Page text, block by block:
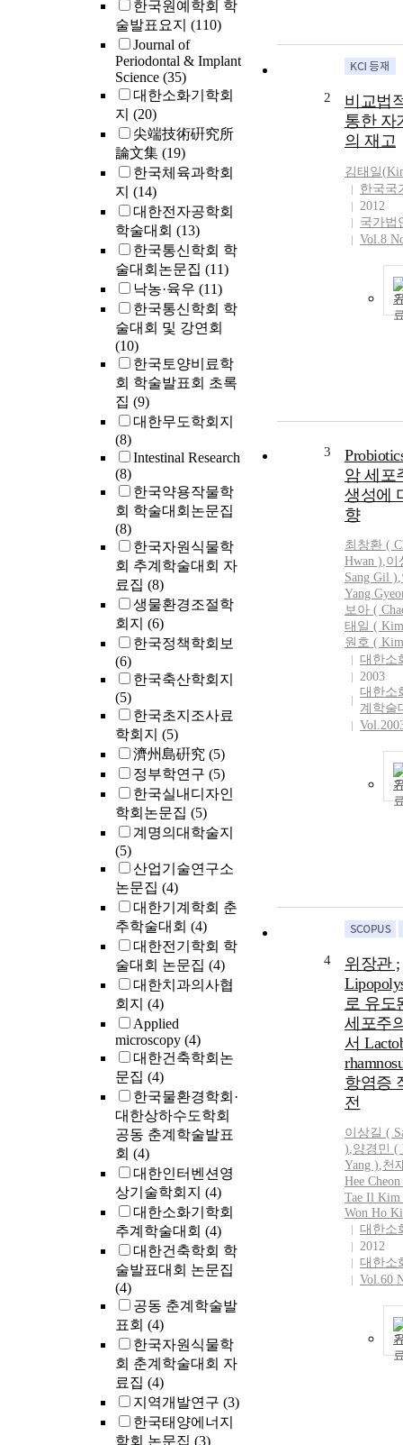
한국원예학회 학
술발표요지 (110)
Journal of
Periodontal & Implant
Science (35)
대한소화기학회
지 (20)
尖端技術硏究所
論文集 (19)
한국체육과학회
지 (14)
대한전자공학회
학술대회 (13)
한국통신학회 학
술대회논문집 (11)
낙농·육우 (11)
한국통신학회 학
술대회 및 강연회
(10)
한국토양비료학
회 학술발표회 초록
집 (9)
대한무도학회지
(8)
Intestinal Research
(8)
한국약용작물학
회 학술대회논문집
(8)
한국자원식물학
회 추계학술대회 자
료집 (8)
생물환경조절학
회지 (6)
한국정책학회보
(6)
한국축산학회지
(5)
한국초지조사료
학회지 (5)
濟州島硏究 (5)
정부학연구 (5)
한국실내디자인
학회논문집 (5)
계명의대학술지
(5)
산업기술연구소
논문집 (4)
대한기계학회 춘
추학술대회 (4)
대한전기학회 학
술대회 논문집 (4)
대한치과의사협
회지 (4)
Applied
microscopy (4)
대한건축학회논
문집 (4)
한국물환경학회·
대한상하수도학회
공동 춘계학술발표
회 (4)
대한인터벤션영
상기술학회지 (4)
대한소화기학회
추계학술대회 (4)
대한건축학회 학
술발표대회 논문집
(4)
공동 춘계학술발
표회 (4)
한국자원식물학
회 춘계학술대회 자
료집 (4)
지역개발연구 (3)
한국태양에너지
학회 논문집 (3)
2
비교법
통한 자
의 재고
김태일(
한국국
2012
국가법
Vol.8
3
암 세포
생성에
향
최창환 (
Hwan ),이
Sang Gil ),
Yang
보아 (
태일 ( Kim
원호 ( Kim
대한소
2003
대한소
계학술
4
위장관 ;
로 유도
세포주
서
항염증
전
이상길 (
),양경민 (
Yang ),천
Hee
Tae Il Kim
Won Ho
대한소
2012
대한소
Vol.60